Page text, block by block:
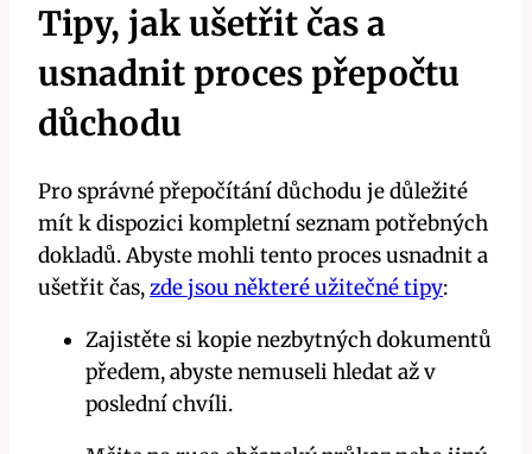
Tipy, jak ušetřit čas a
usnadnit proces přepočtu
důchodu
Pro správné přepočítání důchodu je důležité
mít k dispozici kompletní seznam potřebných
dokladů. Abyste mohli tento proces usnadnit a
ušetřit čas,zde jsou některé užitečné tipy:
Zajistěte si kopie nezbytných dokumentů
předem, abyste nemuseli hledat až v
poslední chvíli.